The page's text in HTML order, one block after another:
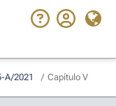
A/2021 / Capítulo V